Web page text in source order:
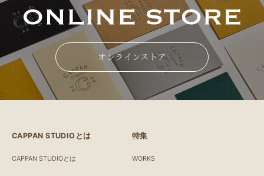
オンラインストア
CAPPAN STUDIOとは
CAPPAN STUDIOとは
特集
WORKS